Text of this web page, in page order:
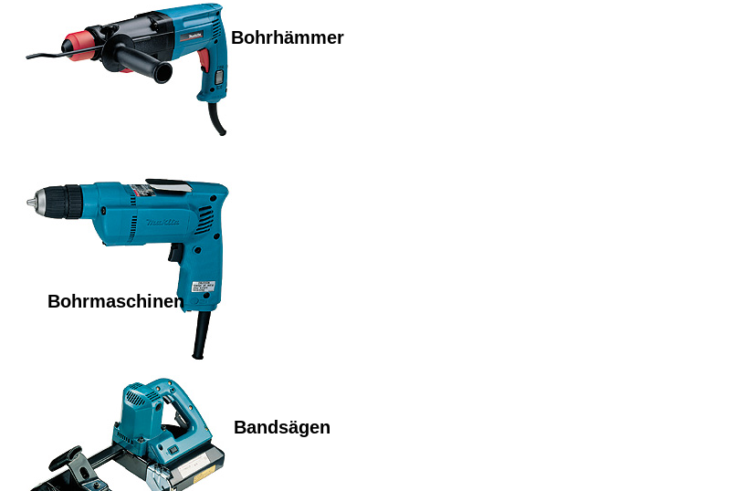
Bandsägen
Bohrhämmer
Bohrmaschinen